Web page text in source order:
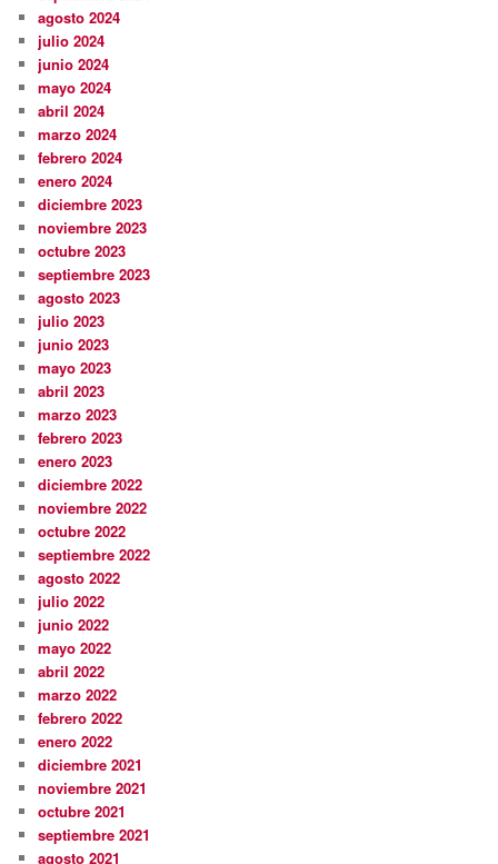
agosto 2024
julio 2024
junio 2024
mayo 2024
abril 2024
marzo 2024
febrero 2024
enero 2024
diciembre 2023
noviembre 2023
octubre 2023
septiembre 2023
agosto 2023
julio 2023
junio 2023
mayo 2023
abril 2023
marzo 2023
febrero 2023
enero 2023
diciembre 2022
noviembre 2022
octubre 2022
septiembre 2022
agosto 2022
julio 2022
junio 2022
mayo 2022
abril 2022
marzo 2022
febrero 2022
enero 2022
diciembre 2021
noviembre 2021
octubre 2021
septiembre 2021
agosto 2021